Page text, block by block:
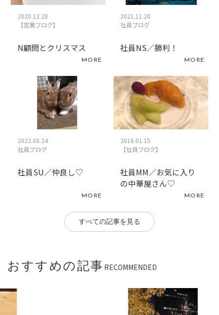
2020.12.28
【営業ブログ】
N顧問とクリスマス
MORE
2021.11.20
社員ブログ
社員NS／勝利！
MORE
2022.08.24
社員ブログ
社員SU／仲良し♡
MORE
2016.01.15
【社員ブログ】
社員MM／お気に入り
の中華屋さん♡
MORE
すべての記事を見る
おすすめの記事 RECOMMENDED